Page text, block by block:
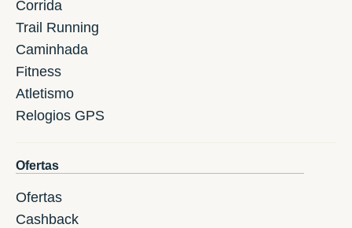
Corrida
Trail Running
Caminhada
Fitness
Atletismo
Relogios GPS
Ofertas
Ofertas
Cashback